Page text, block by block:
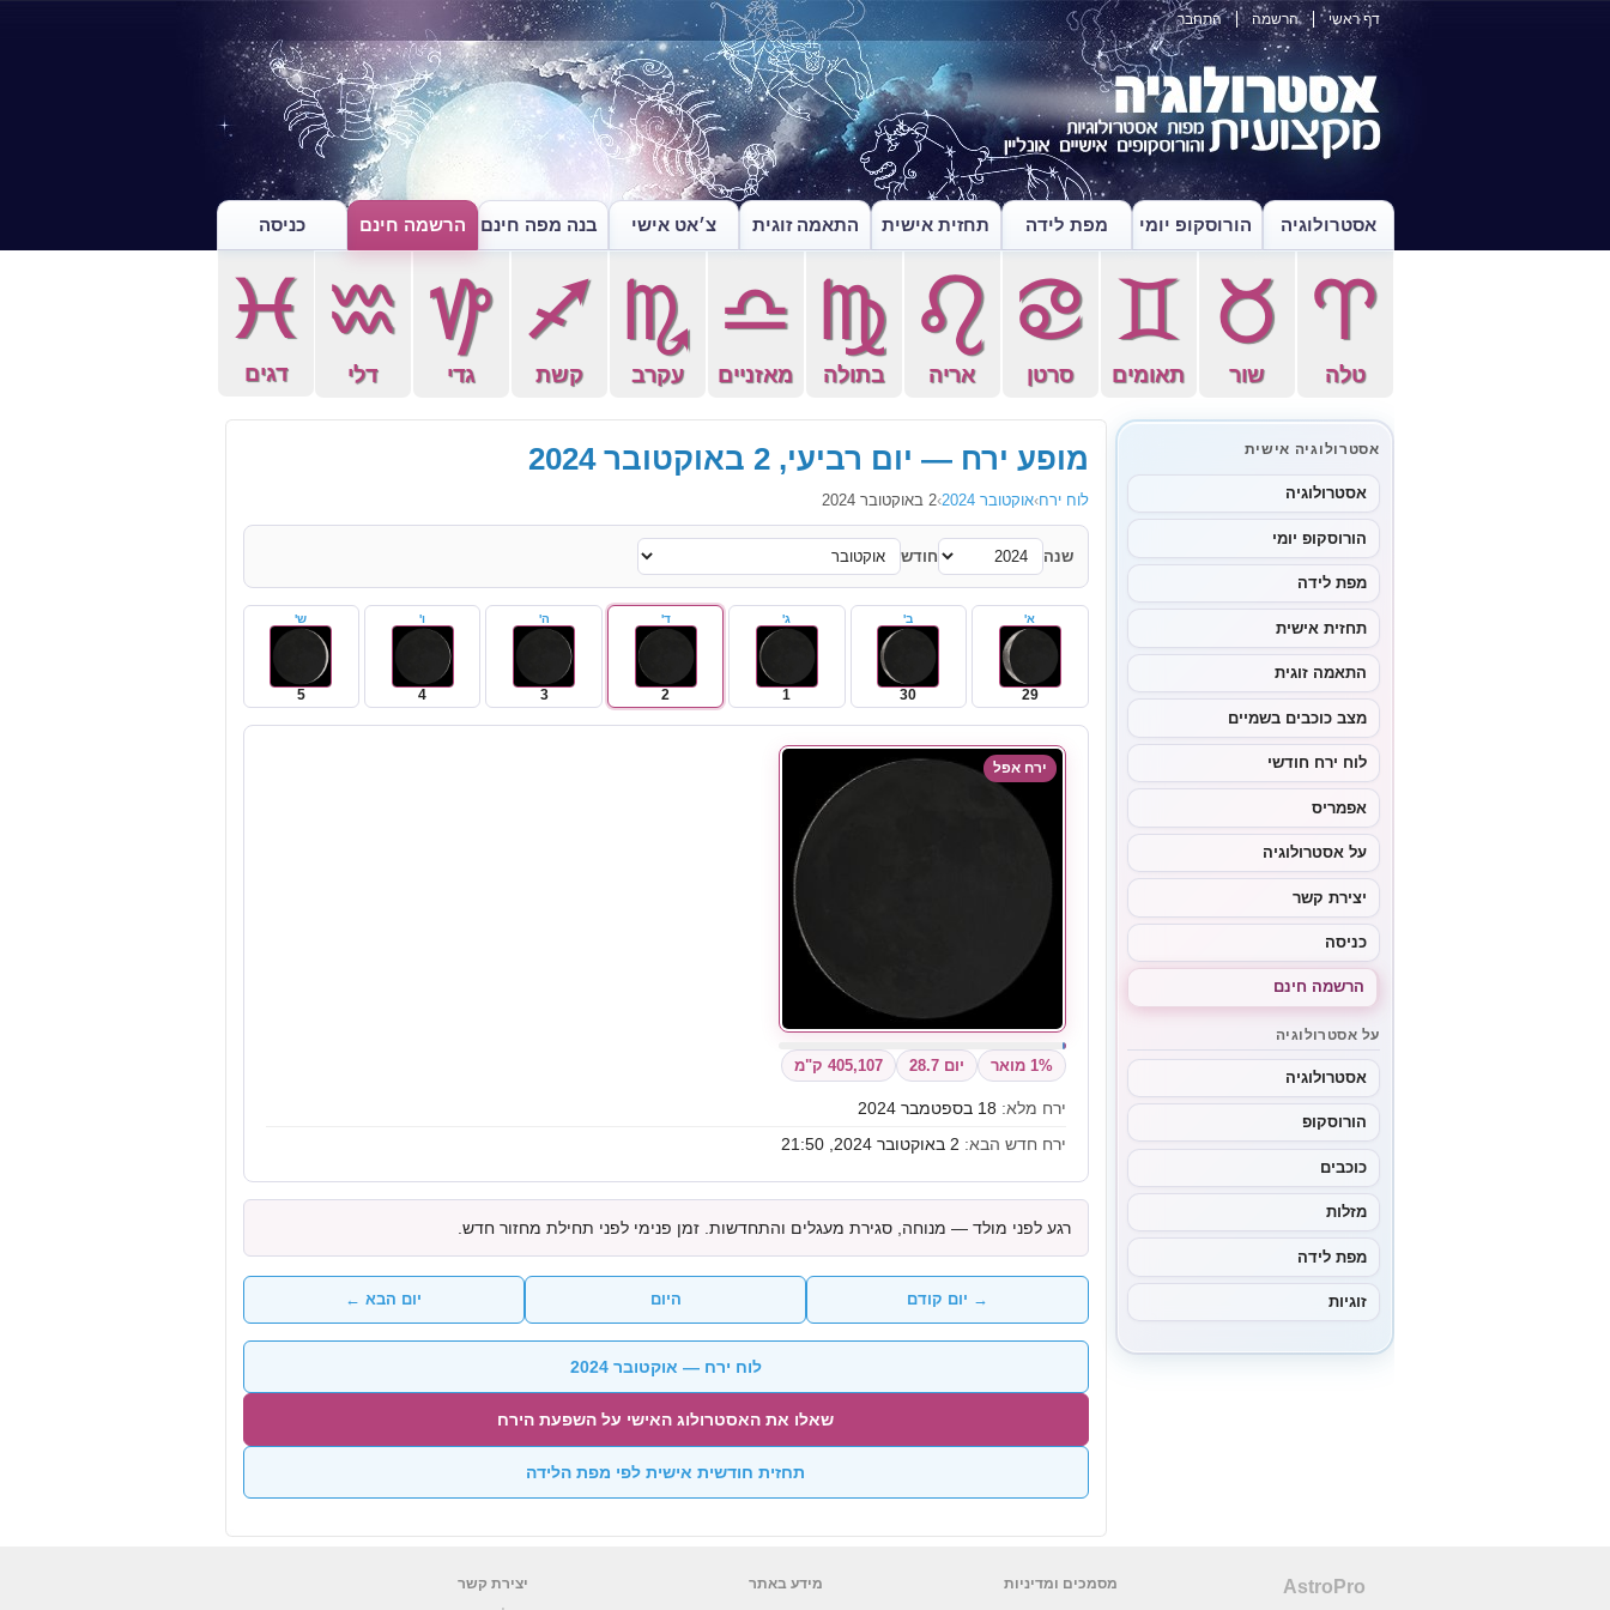
דף ראשי הרשמה התחבר
אסטרולוגיה הורוסקופ יומי מפת לידה תחזית אישית התאמה זוגית צ׳אט אישי בנה מפה חינם הרשמה חינם כניסה
a
טלה
s
שור
d
תאומים
f
סרטן
g
אריה
h
בתולה
j
מאזניים
k
עקרב
l
קשת
z
גדי
x
דלי
c
דגים
אסטרולוגיה אישית
אסטרולוגיה
הורוסקופ יומי
מפת לידה
תחזית אישית
התאמה זוגית
מצב כוכבים בשמיים
לוח ירח חודשי
אפמריס
על אסטרולוגיה
יצירת קשר
כניסה
הרשמה חינם
על אסטרולוגיה
אסטרולוגיה
הורוסקופ
כוכבים
מזלות
מפת לידה
זוגיות
מופע ירח — יום רביעי, 2 באוקטובר 2024
לוח ירח›אוקטובר 2024 ›2 באוקטובר 2024
שנה חודש
א'
29
ב'
30
ג'
1
ד'
2
ה'
3
ו'
4
ש'
5
ירח אפל
1% מואר יום 28.7 405,107 ק"מ
ירח מלא:
ירח חדש הבא:
רגע לפני מולד — מנוחה, סגירת מעגלים והתחדשות. זמן פנימי לפני תחילת מחזור חדש.
→ יום קודם היום יום הבא ←
לוח ירח — אוקטובר 2024
שאלו את האסטרולוג האישי על השפעת הירח
תחזית חודשית אישית לפי מפת הלידה
AstroPro
מסמכים ומדיניות
מידע באתר
יצירת קשר